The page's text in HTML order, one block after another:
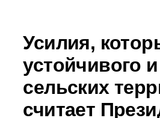
Усилия,
устойчивого
сельских
считает